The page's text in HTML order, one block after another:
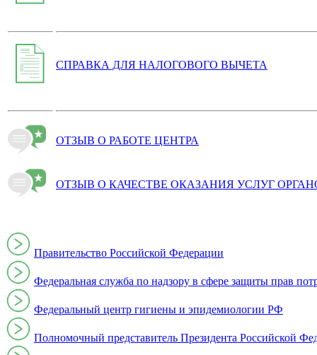
СПРАВКА ДЛЯ НАЛОГОВОГО ВЫЧЕТА
ОТЗЫВ О РАБОТЕ ЦЕНТРА
ОТЗЫВ О КАЧЕСТВЕ ОКАЗАНИЯ УСЛУГ
Правительство Российской Федерации
Федеральная служба по надзору в сфере защиты прав
Федеральный центр гигиены и эпидемиологии РФ
Полномочный представитель Президента Российской